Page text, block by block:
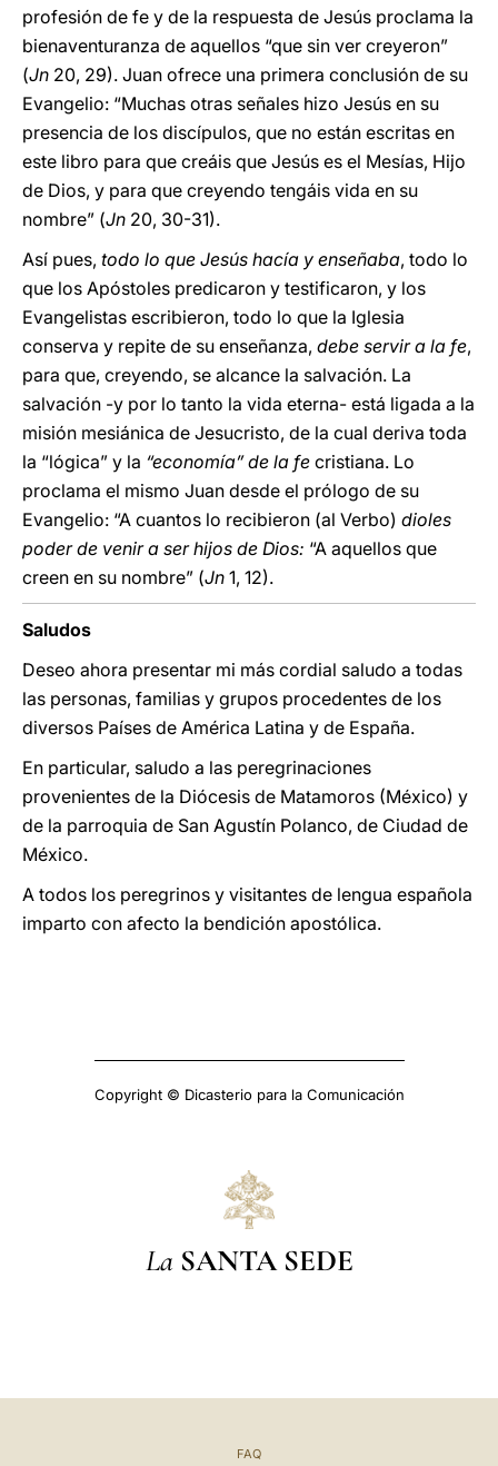
profesión de fe y de la respuesta de Jesús proclama la
bienaventuranza de aquellos “que sin ver creyeron”
(Jn 20, 29). Juan ofrece una primera conclusión de su
Evangelio: “Muchas otras señales hizo Jesús en su
presencia de los discípulos, que no están escritas en
este libro para que creáis que Jesús es el Mesías, Hijo
de Dios, y para que creyendo tengáis vida en su
nombre” (Jn 20, 30-31).
Así pues, todo lo que Jesús hacía y enseñaba, todo lo
que los Apóstoles predicaron y testificaron, y los
Evangelistas escribieron, todo lo que la Iglesia
conserva y repite de su enseñanza, debe servir a la fe,
para que, creyendo, se alcance la salvación. La
salvación -y por lo tanto la vida eterna- está ligada a la
misión mesiánica de Jesucristo, de la cual deriva toda
la “lógica” y la “economía” de la fe cristiana. Lo
proclama el mismo Juan desde el prólogo de su
Evangelio: “A cuantos lo recibieron (al Verbo) dioles
poder de venir a ser hijos de Dios: “A aquellos que
creen en su nombre” (Jn 1, 12).
Saludos
Deseo ahora presentar mi más cordial saludo a todas
las personas, familias y grupos procedentes de los
diversos Países de América Latina y de España.
En particular, saludo a las peregrinaciones
provenientes de la Diócesis de Matamoros (México) y
de la parroquia de San Agustín Polanco, de Ciudad de
México.
A todos los peregrinos y visitantes de lengua española
imparto con afecto la bendición apostólica.
Copyright © Dicasterio para la Comunicación
La SANTA SEDE
FAQ